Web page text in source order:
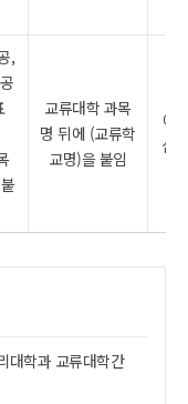
,
교류대학 과목
명 뒤에 (교류학
교명)을 붙임
예)
심
대학과 교류대학간